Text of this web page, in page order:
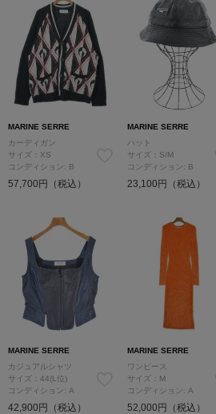
MARINE SERRE
カーディガン
サイズ：XS
コンディション: B
57,700円（税込）
MARINE SERRE
ハット
サイズ：S/M
コンディション: B
23,100円（税込）
MARINE SERRE
カジュアルシャツ
サイズ：44(L位)
コンディション: A
42,900円（税込）
MARINE SERRE
ワンピース
サイズ：M
コンディション: A
52,000円（税込）